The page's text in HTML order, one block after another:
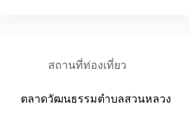
สถานที่ท่องเที่ยว
ตลาดวัฒนธรรมตำบลสวนหลวง